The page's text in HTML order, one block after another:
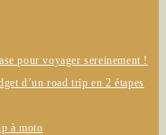
pour voyager sereinement !
d’un road trip en 2 étapes
à moto